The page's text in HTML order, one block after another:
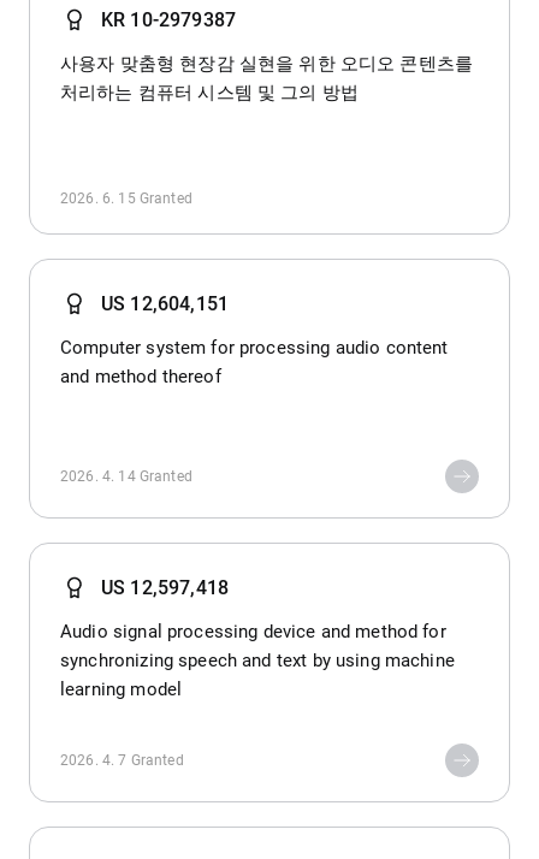
KR 10-2979387
사용자 맞춤형 현장감 실현을 위한 오디오 콘텐츠를
처리하는 컴퓨터 시스템 및 그의 방법
2026. 6. 15 Granted
US 12,604,151
Computer system for processing audio content
and method thereof
2026. 4. 14 Granted
US 12,597,418
Audio signal processing device and method for
synchronizing speech and text by using machine
learning model
2026. 4. 7 Granted